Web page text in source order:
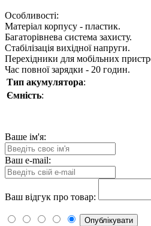
Особливості:
Матеріал корпусу - пластик.
Багаторівнева система захисту.
Стабілізація вихідної напруги.
Перехідники для мобільних
Час повної зарядки - 20 годин.
Тип акумулятора:
Ємність:
Ваше ім'я:
Ваш e-mail:
Ваш відгук про товар:
Опублікувати